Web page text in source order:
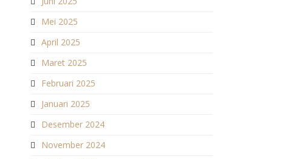
Mei 2025
April 2025
Maret 2025
Februari 2025
Januari 2025
Desember 2024
November 2024